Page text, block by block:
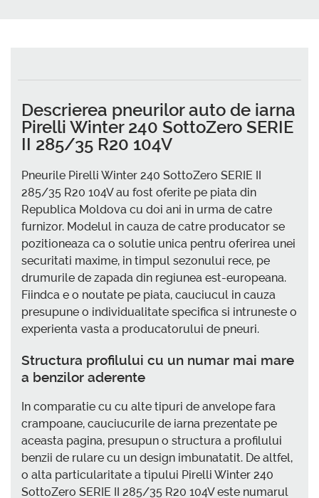
Descrierea pneurilor auto de iarna
Pirelli Winter 240 SottoZero SERIE
II 285/35 R20 104V
Pneurile Pirelli Winter 240 SottoZero SERIE II
285/35 R20 104V au fost oferite pe piata din
Republica Moldova cu doi ani in urma de catre
furnizor. Modelul in cauza de catre producator se
pozitioneaza ca o solutie unica pentru oferirea unei
securitati maxime, in timpul sezonului rece, pe
drumurile de zapada din regiunea est-europeana.
Fiindca e o noutate pe piata, cauciucul in cauza
presupune o individualitate specifica si intruneste o
experienta vasta a producatorului de pneuri.
Structura profilului cu un numar mai mare
a benzilor aderente
In comparatie cu cu alte tipuri de anvelope fara
crampoane, cauciucurile de iarna prezentate pe
aceasta pagina, presupun o structura a profilului
benzii de rulare cu un design imbunatatit. De altfel,
o alta particularitate a tipului Pirelli Winter 240
SottoZero SERIE II 285/35 R20 104V este numarul